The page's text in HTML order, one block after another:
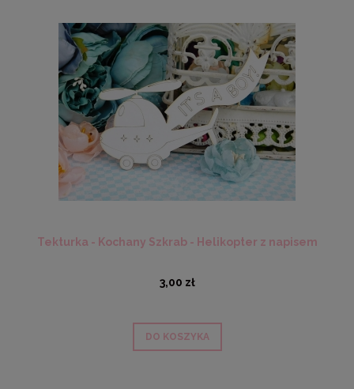
Tekturka - Kochany Szkrab - Helikopter z napisem
3,00 zł
DO KOSZYKA